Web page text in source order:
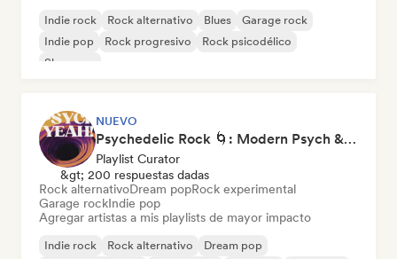
Indie rock Rock alternativo Blues
Garage rock
Indie pop
Rock progresivo
Rock psicodélico
Shoegaze
NUEVO
Psychedelic Rock 🌀: Modern Psych & Turkish Vibes
Playlist Curator
&gt; 200 respuestas dadas
Rock alternativoDream popRock experimental
Garage rockIndie pop
Agregar artistas a mis playlists de mayor impacto
Indie rock Rock alternativo
Dream pop